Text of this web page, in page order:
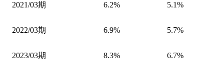
2021/03期 6.2% 5.1%
2022/03期 6.9% 5.7%
2023/03期 8.3% 6.7%